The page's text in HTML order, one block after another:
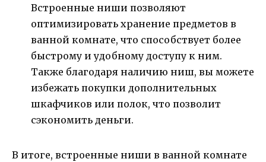
Встроенные ниши позволяют
оптимизировать хранение предметов в
ванной комнате, что способствует более
быстрому и удобному доступу к ним.
Также благодаря наличию ниш, вы можете
избежать покупки дополнительных
шкафчиков или полок, что позволит
сэкономить деньги.
В итоге, встроенные ниши в ванной комнате